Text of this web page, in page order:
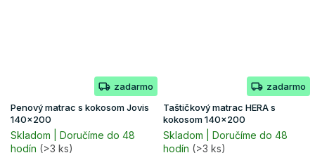
zadarmo
Penový matrac s kokosom Jovis
140x200
Skladom | Doručíme do 48
hodín (>3 ks)
zadarmo
Taštičkový matrac HERA s
kokosom 140x200
Skladom | Doručíme do 48
hodín (>3 ks)